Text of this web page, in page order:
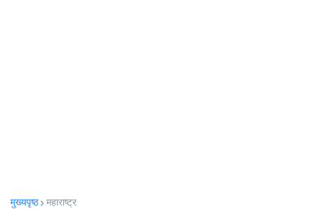
मुख्यपृष्ठ महाराष्ट्र